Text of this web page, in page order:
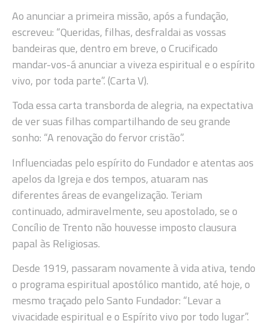
Ao anunciar a primeira missão, após a fundação,
escreveu: “Queridas, filhas, desfraldai as vossas
bandeiras que, dentro em breve, o Crucificado
mandar-vos-á anunciar a viveza espiritual e o espírito
vivo, por toda parte”. (Carta V).
Toda essa carta transborda de alegria, na expectativa
de ver suas filhas compartilhando de seu grande
sonho: “A renovação do fervor cristão”.
Influenciadas pelo espírito do Fundador e atentas aos
apelos da Igreja e dos tempos, atuaram nas
diferentes áreas de evangelização. Teriam
continuado, admiravelmente, seu apostolado, se o
Concílio de Trento não houvesse imposto clausura
papal às Religiosas.
Desde 1919, passaram novamente à vida ativa, tendo
o programa espiritual apostólico mantido, até hoje, o
mesmo traçado pelo Santo Fundador: “Levar a
vivacidade espiritual e o Espírito vivo por todo lugar”.